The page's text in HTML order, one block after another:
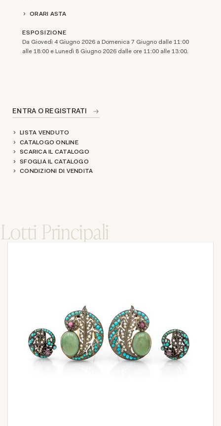
ORARI ASTA
ESPOSIZIONE
Da Giovedì 4 Giugno 2026 a Domenica 7 Giugno dalle 11:00
alle 18:00 e Lunedì 8 Giugno 2026 dalle ore 11:00 alle 13:00.
ENTRA O REGISTRATI
LISTA VENDUTO
CATALOGO ONLINE
SCARICA IL CATALOGO
SFOGLIA IL CATALOGO
CONDIZIONI DI VENDITA
Lotti Principali
Lotti Principali